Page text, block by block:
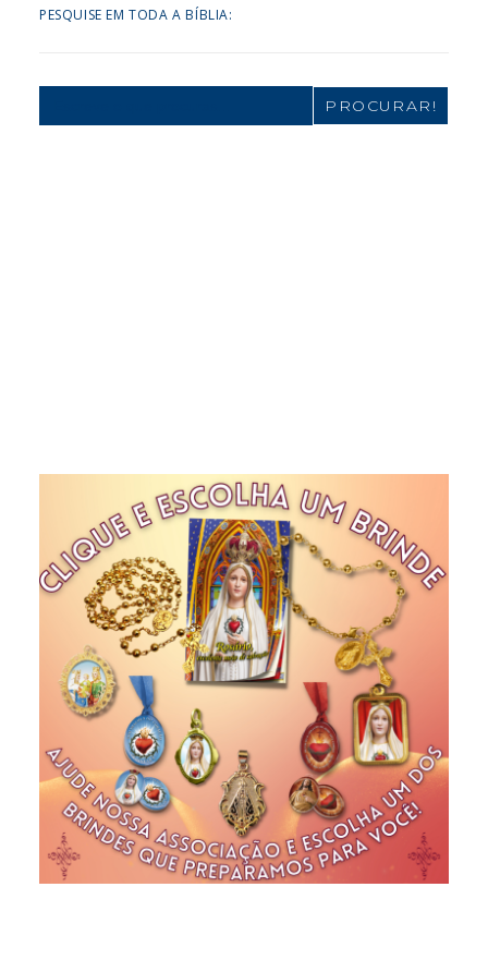
PESQUISE EM TODA A BÍBLIA:
Search